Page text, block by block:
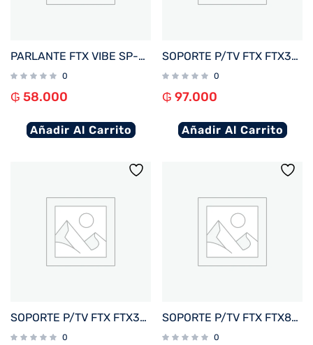
PARLANTE FTX VIBE SP-5SBK 5W BT/BAT/LED/MICRO SD NEGRO
0
₲ 58.000
Añadir Al Carrito
SOPORTE P/TV FTX FTX38-69F 43″ A 100″ 75KG/FIJO NEGRO
0
₲ 97.000
Añadir Al Carrito
SOPORTE P/TV FTX FTX38-69T 43″ A 100″ 75KG/INC5°/FIJO NEGRO
0
SOPORTE P/TV FTX FTX80-466A 37″ A 86″ 60KG ART/INC5°/GIRO60°/NEGRO
0